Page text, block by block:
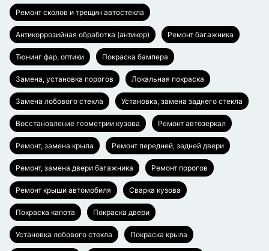
Ремонт сколов и трещин автостекла
Антикоррозийная обработка (антикор) Ремонт багажника
Тюнинг фар, оптики Покраска бампера
Замена, установка порогов Локальная покраска
Замена лобового стекла Установка, замена заднего стекла
Восстановление геометрии кузова Ремонт автозеркал
Ремонт, замена крыла Ремонт передней, задней двери
Ремонт, замена двери багажника Ремонт порогов
Ремонт крыши автомобиля Сварка кузова
Покраска капота Покраска двери
Установка лобового стекла Покраска крыла